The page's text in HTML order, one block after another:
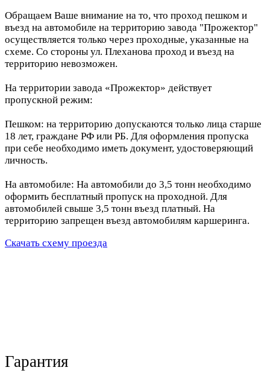
Обращаем Ваше внимание на то, что проход пешком и
въезд на автомобиле на территорию завода "Прожектор"
осуществляется только через проходные, указанные на
схеме. Со стороны ул. Плеханова проход и въезд на
территорию невозможен.
На территории завода «Прожектор» действует
пропускной режим:
Пешком: на территорию допускаются только лица старше
18 лет, граждане РФ или РБ. Для оформления пропуска
при себе необходимо иметь документ, удостоверяющий
личность.
На автомобиле: На автомобили до 3,5 тонн необходимо
оформить бесплатный пропуск на проходной. Для
автомобилей свыше 3,5 тонн въезд платный. На
территорию запрещен въезд автомобилям каршеринга.
Скачать схему проезда
Гарантия